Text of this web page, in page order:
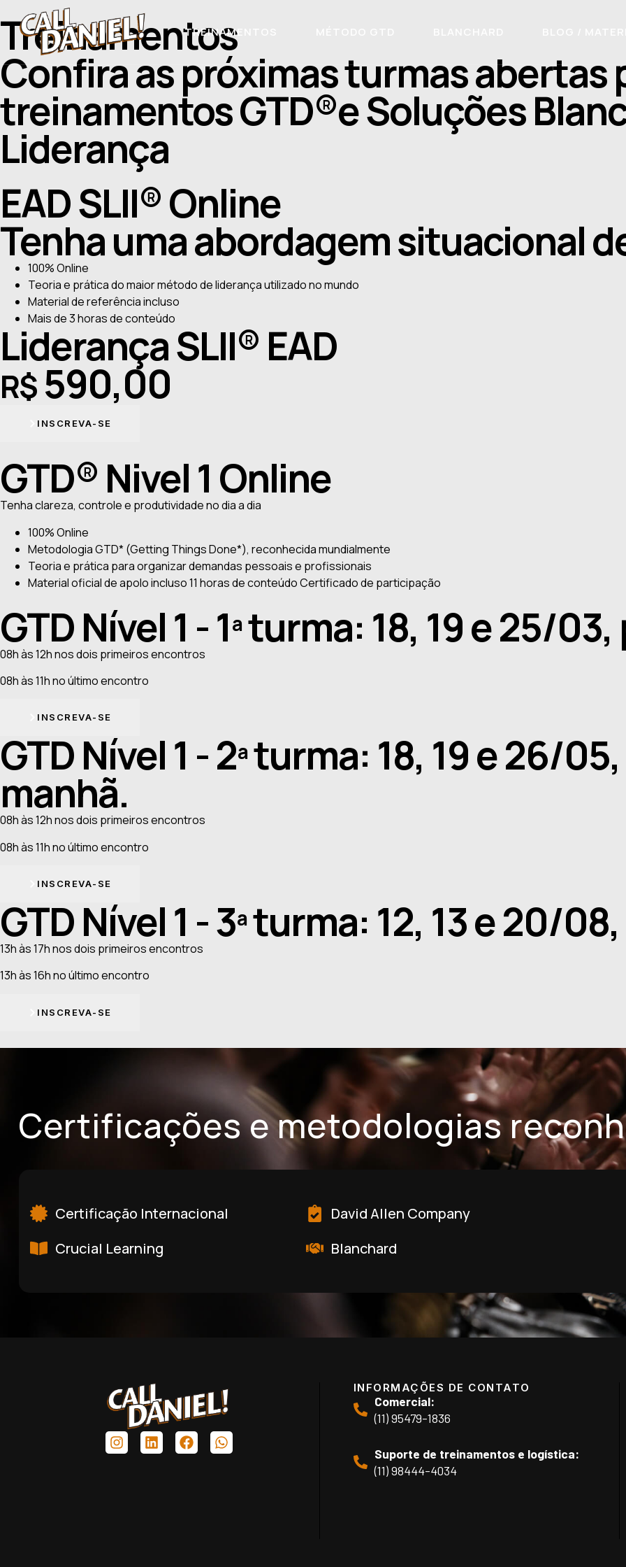
TREINAMENTOS
Treinamentos
Confira as próximas turmas abertas
treinamentos GTD®e Soluções
Liderança
EAD SLII® Online
Tenha uma abordagem situacional
100% Online
Teoria e prática do maior método de liderança utilizado no mundo
Material de referência incluso
Mais de 3 horas de conteúdo
Liderança SLII® EAD
R$ 590,00
INSCREVA-SE
GTD® Nivel 1 Online
Tenha clareza, controle e produtividade no dia a dia
100% Online
Metodologia GTD* (Getting Things Done*), reconhecida mundialmente
Teoria e prática para organizar demandas pessoais e profissionais
Material oficial de apolo incluso 11 horas de conteúdo Certificado de participação
GTD Nível 1 - 1ª turma: 18, 19 e 25/
08h às 12h nos dois primeiros encontros
08h às 11h no último encontro
INSCREVA-SE
GTD Nível 1 - 2ª turma: 18, 19 e 26/
manhã.
08h às 12h nos dois primeiros encontros
08h às 11h no último encontro
INSCREVA-SE
GTD Nível 1 - 3ª turma: 12, 13 e 20/
13h às 17h nos dois primeiros encontros
13h às 16h no último encontro
INSCREVA-SE
Certificações e metodologias
Certificação Internacional
Crucial Learning
David Allen Company
Blanchard
INFORMAÇÕES DE CONTATO
Comercial:
(11) 95479-1836
Suporte de treinamentos e logística:
(11) 98444-4034